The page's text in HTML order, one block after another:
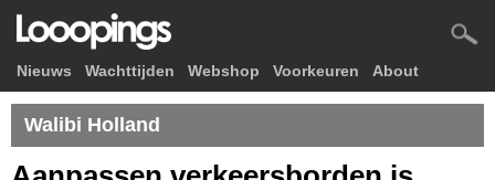
Nieuws Wachttijden Webshop Voorkeuren About
Walibi Holland